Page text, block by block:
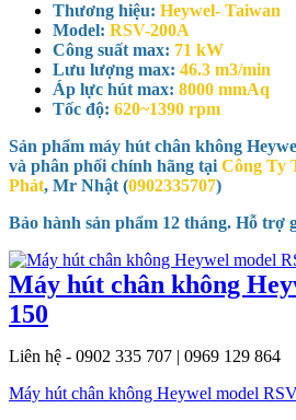
Thương hiệu: Heywel- Taiwan
Model: RSV-200A
Công suất max: 71 kW
Lưu lượng max: 46.3 m3/min
Áp lực hút max: 8000 mmAq
Tốc độ: 620~1390 rpm
Sản phẩm máy hút chân không
và phân phối chính hãng tại Công Ty
Phát, Mr Nhật (0902335707)
Bảo hành sản phẩm 12 tháng. Hỗ trợ
Máy hút chân không
150
Liên hệ - 0902 335 707 | 0969 129 864
Máy hút chân không Heywel model